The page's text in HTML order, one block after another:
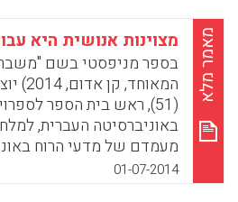
"ממוקדים בתלמיד", על
ממוקדות לעיתים קרובות
בכיתה (George Couros).
WhatsApp
Email
X מאמר מלא מצוינות אנושית היא
בספר מניפסטי בשם "משבר
(51), ראש בית הספר
באוניברסיטה העברית,
מעמדם של מדעי הרוח
הרוח, הניגפים מפני מדעי
הטכנולוגיים
01-07-2014